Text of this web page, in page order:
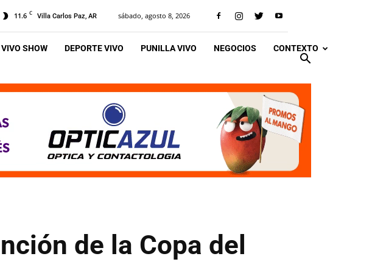
11.6 C Villa Carlos Paz, AR sábado, agosto 8, 2026
VIVO SHOW DEPORTE VIVO PUNILLA VIVO NEGOCIOS CONTEXTO
de la Copa del